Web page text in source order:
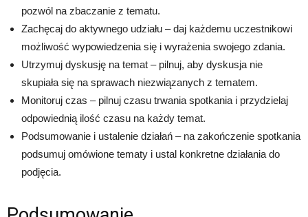
pozwól na zbaczanie z tematu.
Zachęcaj do aktywnego udziału – daj każdemu uczestnikowi
możliwość wypowiedzenia się i wyrażenia swojego zdania.
Utrzymuj dyskusję na temat – pilnuj, aby dyskusja nie
skupiała się na sprawach niezwiązanych z tematem.
Monitoruj czas – pilnuj czasu trwania spotkania i przydzielaj
odpowiednią ilość czasu na każdy temat.
Podsumowanie i ustalenie działań – na zakończenie spotkania
podsumuj omówione tematy i ustal konkretne działania do
podjęcia.